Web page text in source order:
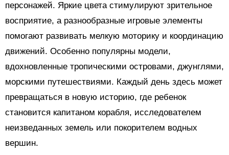
персонажей. Яркие цвета стимулируют зрительное
восприятие, а разнообразные игровые элементы
помогают развивать мелкую моторику и координацию
движений. Особенно популярны модели,
вдохновленные тропическими островами, джунглями,
морскими путешествиями. Каждый день здесь может
превращаться в новую историю, где ребенок
становится капитаном корабля, исследователем
неизведанных земель или покорителем водных
вершин.